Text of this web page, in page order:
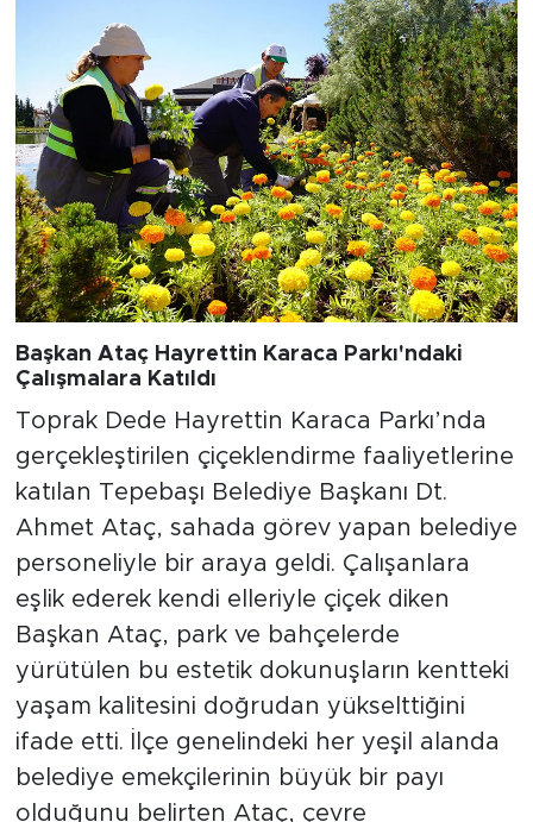
Başkan Ataç Hayrettin Karaca Parkı'ndaki
Çalışmalara Katıldı
Toprak Dede Hayrettin Karaca Parkı’nda
gerçekleştirilen çiçeklendirme faaliyetlerine
katılan Tepebaşı Belediye Başkanı Dt.
Ahmet Ataç, sahada görev yapan belediye
personeliyle bir araya geldi. Çalışanlara
eşlik ederek kendi elleriyle çiçek diken
Başkan Ataç, park ve bahçelerde
yürütülen bu estetik dokunuşların kentteki
yaşam kalitesini doğrudan yükselttiğini
ifade etti. İlçe genelindeki her yeşil alanda
belediye emekçilerinin büyük bir payı
olduğunu belirten Ataç, çevre